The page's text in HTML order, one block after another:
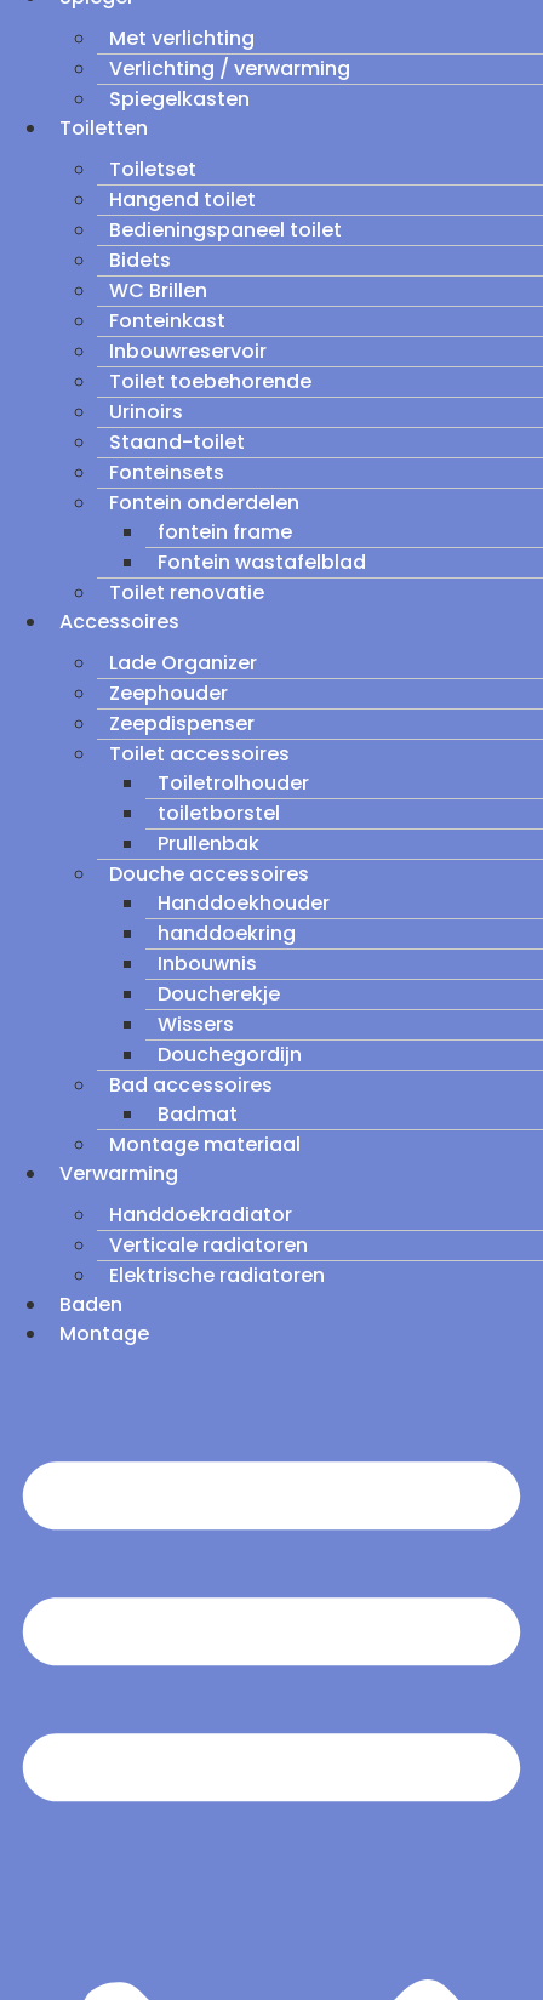
Met verlichting
Verlichting / verwarming
Spiegelkasten
Toiletten
Toiletset
Hangend toilet
Bedieningspaneel toilet
Bidets
WC Brillen
Fonteinkast
Inbouwreservoir
Toilet toebehorende
Urinoirs
Staand-toilet
Fonteinsets
Fontein onderdelen
fontein frame
Fontein wastafelblad
Toilet renovatie
Accessoires
Lade Organizer
Zeephouder
Zeepdispenser
Toilet accessoires
Toiletrolhouder
toiletborstel
Prullenbak
Douche accessoires
Handdoekhouder
handdoekring
Inbouwnis
Doucherekje
Wissers
Douchegordijn
Bad accessoires
Badmat
Montage materiaal
Verwarming
Handdoekradiator
Verticale radiatoren
Elektrische radiatoren
Baden
Montage